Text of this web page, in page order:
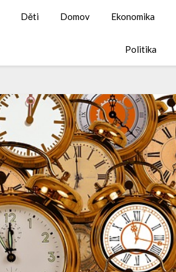
Děti Domov Ekonomika
Politika